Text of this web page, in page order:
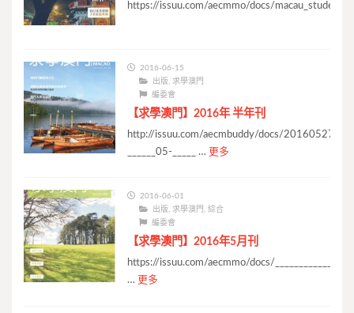
https://issuu.com/aecmmo/docs/
2016-06-15
出版
求學澳門
編委會
【求學澳門】2016年 半年刊
http://issuu.com/aecmbuddy/docs/20160527-
______05-_____ … 更多
2016-06-01
出版 ,求學澳門 ,綜合
編委會
【求學澳門】2016年5月刊
https://issuu.com/aecmmo/docs/
… 更多